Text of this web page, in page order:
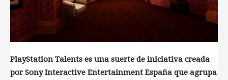
PlayStation Talents es una suerte de iniciativa creada
por Sony Interactive Entertainment España que agrupa